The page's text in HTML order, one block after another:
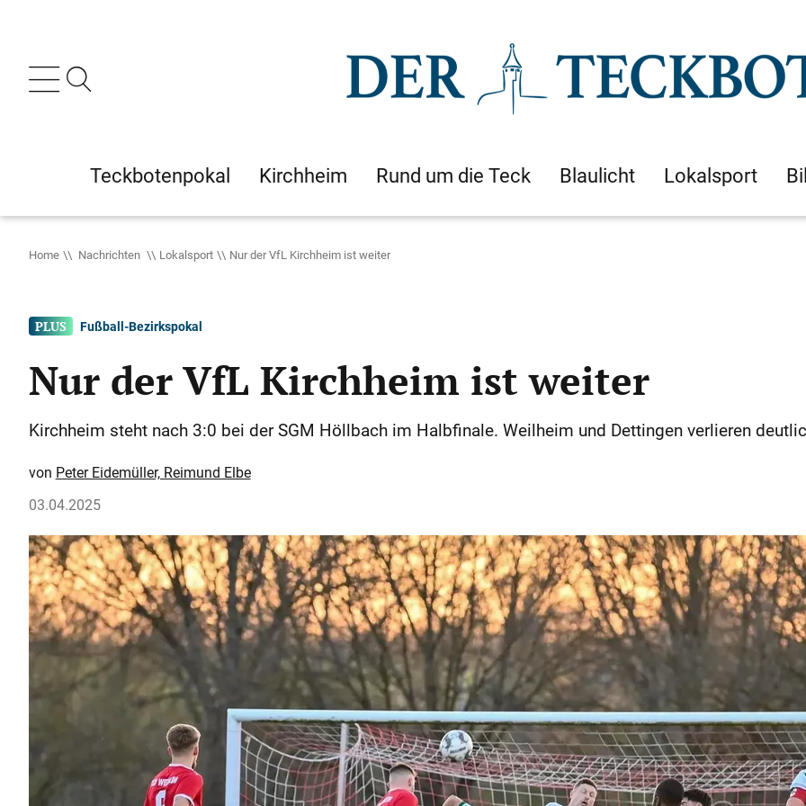
Teckbotenpokal Kirchheim Rund um die Teck Blaulicht Lokalsport
Home Nachrichten Lokalsport Nur der VfL Kirchheim ist weiter
Fußball-Bezirkspokal
Nur der VfL Kirchheim ist weiter
Kirchheim steht nach 3:0 bei der SGM Höllbach im Halbfinale. Weilheim und Dettingen verlieren
Peter Eidemüller, Reimund Elbe
03.04.2025